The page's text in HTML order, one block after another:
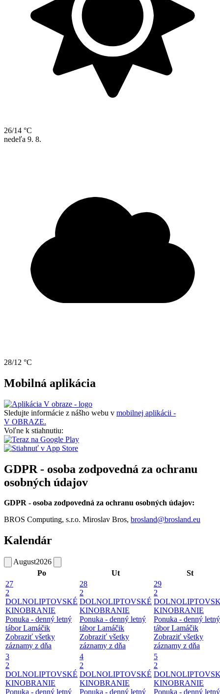
26/14 °C
nedeľa 9. 8.
28/12 °C
Mobilná aplikácia
Sledujte informácie z nášho webu v mobilnej aplikácii -
V OBRAZE.
Voľne k stiahnutiu:
GDPR - osoba zodpovedná za ochranu
osobných údajov
GDPR - osoba zodpovedná za ochranu osobných údajov:
BROS Computing, s.r.o. Miroslav Bros, brosland@brosland.eu
Kalendár
August2026
Po
Ut
St
27
2
DOLNOLIPTOVSKÉ
KINOBRANIE
Ponuka - denný letný
tábor Lamáčik
Zobraziť všetky
záznamy z dňa
28
2
DOLNOLIPTOVSKÉ
KINOBRANIE
Ponuka - denný letný
tábor Lamáčik
Zobraziť všetky
záznamy z dňa
29
2
KINOBRANIE
Ponuka - denný letný
tábor Lamáčik
Zobraziť všetky
záznamy z dňa
3
2
DOLNOLIPTOVSKÉ
KINOBRANIE
Ponuka - denný letný
4
2
DOLNOLIPTOVSKÉ
KINOBRANIE
Ponuka - denný letný
5
2
KINOBRANIE
Ponuka - denný letný